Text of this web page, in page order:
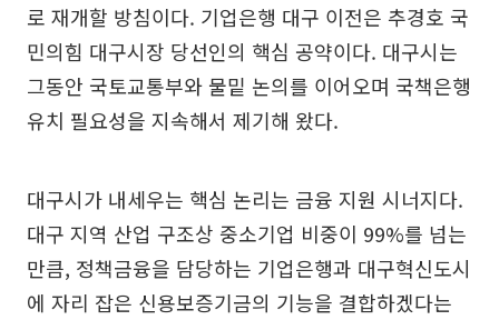
로 재개할 방침이다. 기업은행 대구 이전은 추경호 국
민의힘 대구시장 당선인의 핵심 공약이다. 대구시는
그동안 국토교통부와 물밑 논의를 이어오며 국책은행
유치 필요성을 지속해서 제기해 왔다.
대구시가 내세우는 핵심 논리는 금융 지원 시너지다.
대구 지역 산업 구조상 중소기업 비중이 99%를 넘는
만큼, 정책금융을 담당하는 기업은행과 대구혁신도시
에 자리 잡은 신용보증기금의 기능을 결합하겠다는